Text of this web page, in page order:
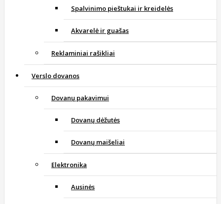
Spalvinimo pieštukai ir kreidelės
Akvarelė ir guašas
Reklaminiai rašikliai
Verslo dovanos
Dovanų pakavimui
Dovanų dėžutės
Dovanų maišeliai
Elektronika
Ausinės